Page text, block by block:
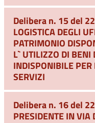
Delibera n. 15 del
LOGISTICA DEGLI
PATRIMONIO
L` UTILIZZO DI BENI
INDISPONIBILE
SERVIZI
Delibera n. 16 del
PRESIDENTE IN VIA